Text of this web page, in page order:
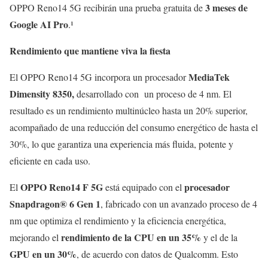
OPPO Reno14 5G recibirán una prueba gratuita de3 meses de
Google AI Pro.¹
Rendimiento que mantiene viva la fiesta
El OPPO Reno14 5G incorpora un procesadorMediaTek
Dimensity 8350,desarrollado con un proceso de 4 nm. El
resultado es un rendimiento multinúcleo hasta un 20% superior,
acompañado de una reducción del consumo energético de hasta el
30%, lo que garantiza una experiencia más fluida, potente y
eficiente en cada uso.
El OPPO Reno14 F 5Gestá equipado con el procesador
Snapdragon® 6 Gen 1, fabricado con un avanzado proceso de 4
nm que optimiza el rendimiento y la eficiencia energética,
mejorando el rendimiento de la CPU en un 35% y el de la
GPU en un 30%, de acuerdo con datos de Qualcomm. Esto